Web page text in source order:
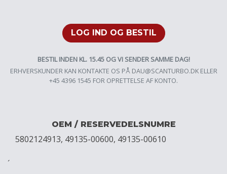
LOG IND OG BESTIL
BESTIL INDEN KL. 15.45 OG VI SENDER SAMME DAG!
ERHVERSKUNDER KAN KONTAKTE OS PÅ DAU@SCANTURBO.DKELLER
+45 4396 1545 FOR OPRETTELSE AF KONTO.
OEM / RESERVEDELSNUMRE
5802124913, 49135-00600, 49135-00610
´